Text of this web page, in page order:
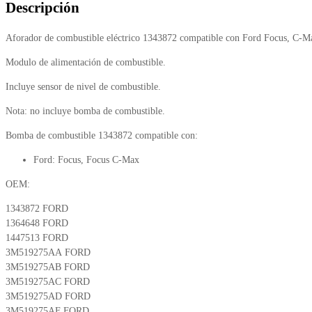
Descripción
Aforador de combustible eléctrico 1343872 compatible con Ford Focus, C-
Modulo de alimentación de combustible.
Incluye sensor de nivel de combustible.
Nota: no incluye bomba de combustible.
Bomba de combustible 1343872 compatible con:
Ford: Focus, Focus C-Max
OEM:
1343872 FORD
1364648 FORD
1447513 FORD
3M519275AA FORD
3M519275AB FORD
3M519275AC FORD
3M519275AD FORD